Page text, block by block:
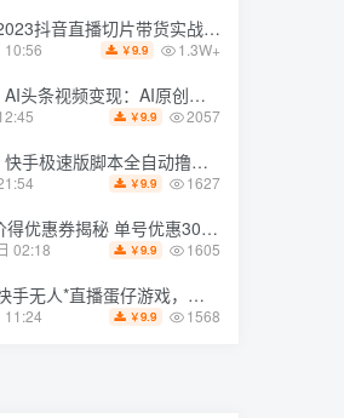
带货实战，0基础+零资源+零经验 月入10W+借力IP实现躺赚
10:56 ￥9.9 1.3W+
AI原创搬运玩法，无需剪辑，多平台发布，单号日入30-300
￥9.9 2057
本全自动撸金看广告、刷视频单号收益50＋可批量操作
￥9.9 1627
惠券揭秘 单号优惠30-50 详细教程
02:18 ￥9.9 1605
游戏，一天收入700+流程简单人人可做（送10G素材）
11:24 ￥9.9 1568
带货实战，0基础+零资源+零经验 月入10W+借力IP实现躺赚
10:56 ￥9.9 1.3W+
AI原创搬运玩法，无需剪辑，多平台发布，单号日入30-300
￥9.9 2057
本全自动撸金看广告、刷视频单号收益50＋可批量操作
￥9.9 1627
惠券揭秘 单号优惠30-50 详细教程
02:18 ￥9.9 1605
游戏，一天收入700+流程简单人人可做（送10G素材）
11:24 ￥9.9 1568